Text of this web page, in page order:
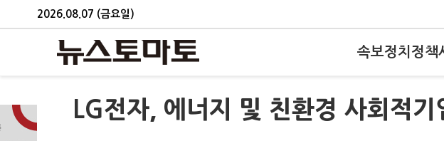
2026.08.07 (금요일)
속보정치 정책
LG전자, 에너지 및 친환경 사회적기